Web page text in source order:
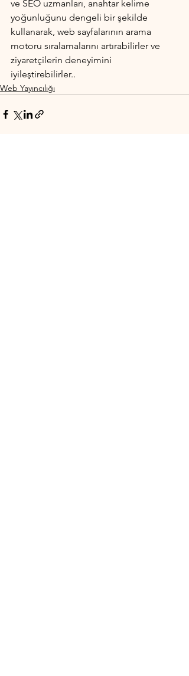
ve SEO uzmanları, anahtar kelime
yoğunluğunu dengeli bir şekilde
kullanarak, web sayfalarının arama
motoru sıralamalarını artırabilirler ve
ziyaretçilerin deneyimini
iyileştirebilirler..
Web Yayıncılığı